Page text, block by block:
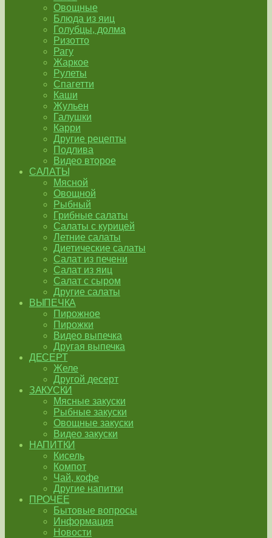
Овощные
Блюда из яиц
Голубцы, долма
Ризотто
Рагу
Жаркое
Рулеты
Спагетти
Каши
Жульен
Галушки
Карри
Другие рецепты
Подлива
Видео второе
САЛАТЫ
Мясной
Овощной
Рыбный
Грибные салаты
Салаты с курицей
Летние салаты
Диетические салаты
Салат из печени
Салат из яиц
Салат с сыром
Другие салаты
ВЫПЕЧКА
Пирожное
Пирожки
Видео выпечка
Другая выпечка
ДЕСЕРТ
Желе
Другой десерт
ЗАКУСКИ
Мясные закуски
Рыбные закуски
Овощные закуски
Видео закуски
НАПИТКИ
Кисель
Компот
Чай, кофе
Другие напитки
ПРОЧЕЕ
Бытовые вопросы
Информация
Новости